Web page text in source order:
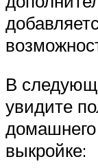
В
увидите
домашнего
выкройке: